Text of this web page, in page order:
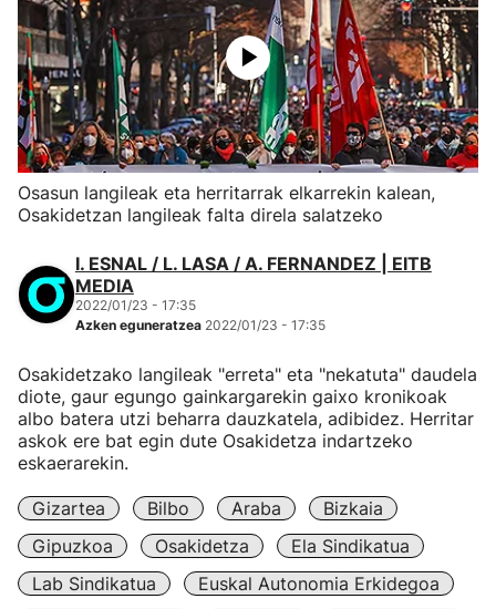
Osasun langileak eta herritarrak elkarrekin kalean,
Osakidetzan langileak falta direla salatzeko
I. ESNAL / L. LASA / A. FERNANDEZ | EITB
MEDIA
2022/01/23 - 17:35
Azken eguneratzea 2022/01/23 - 17:35
Osakidetzako langileak "erreta" eta "nekatuta" daudela
diote, gaur egungo gainkargarekin gaixo kronikoak
albo batera utzi beharra dauzkatela, adibidez. Herritar
askok ere bat egin dute Osakidetza indartzeko
eskaerarekin.
Gizartea Bilbo Araba
Bizkaia
Gipuzkoa
Osakidetza
Ela Sindikatua
Lab Sindikatua
Euskal Autonomia Erkidegoa